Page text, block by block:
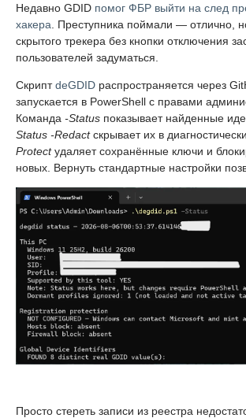
Недавно GDID помог ФБР выйти на след
хакера . Преступника поймали — отлично,
скрытого трекера без кнопки отключения
пользователей задуматься.
СкриптdeGDID распространяется через
запускается в PowerShell с правами
Команда -Status показывает найденные
Status -Redactскрывает их в
Protectудаляет сохранённые ключи и
новых. Вернуть стандартные настройки
Просто стереть записи из реестра